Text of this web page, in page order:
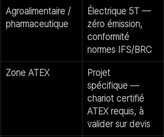
Agroalimentaire /
pharmaceutique
Électrique 5T —
zéro émission,
conformité
normes IFS/BRC
Zone ATEX
Projet
spécifique —
chariot certifié
ATEX requis, à
valider sur devis